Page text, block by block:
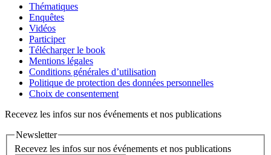
Thématiques
Enquêtes
Vidéos
Participer
Télécharger le book
Mentions légales
Conditions générales d’utilisation
Politique de protection des données personnelles
Choix de consentement
Recevez les infos sur nos événements et nos publications
Newsletter
Recevez les infos sur nos événements et nos publications